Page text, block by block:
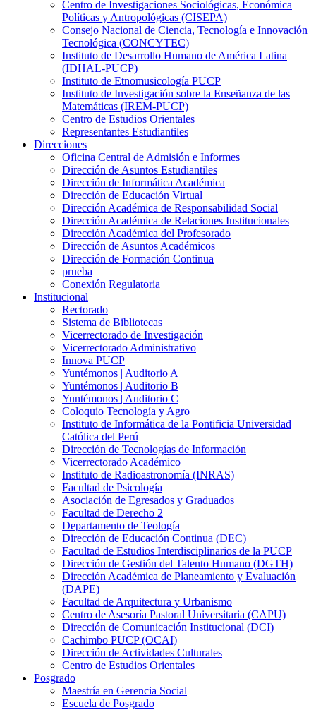
Centro de Investigaciones Sociológicas, Económica
Políticas y Antropológicas (CISEPA)
Consejo Nacional de Ciencia, Tecnología e Innovación
Tecnológica (CONCYTEC)
Instituto de Desarrollo Humano de América Latina
(IDHAL-PUCP)
Instituto de Etnomusicología PUCP
Instituto de Investigación sobre la Enseñanza de las
Matemáticas (IREM-PUCP)
Centro de Estudios Orientales
Representantes Estudiantiles
Direcciones
Oficina Central de Admisión e Informes
Dirección de Asuntos Estudiantiles
Dirección de Informática Académica
Dirección de Educación Virtual
Dirección Académica de Responsabilidad Social
Dirección Académica de Relaciones Institucionales
Dirección Académica del Profesorado
Dirección de Asuntos Académicos
Dirección de Formación Continua
prueba
Conexión Regulatoria
Institucional
Rectorado
Sistema de Bibliotecas
Vicerrectorado de Investigación
Vicerrectorado Administrativo
Innova PUCP
Yuntémonos | Auditorio A
Yuntémonos | Auditorio B
Yuntémonos | Auditorio C
Coloquio Tecnología y Agro
Instituto de Informática de la Pontificia Universidad
Católica del Perú
Dirección de Tecnologías de Información
Vicerrectorado Académico
Instituto de Radioastronomía (INRAS)
Facultad de Psicología
Asociación de Egresados y Graduados
Facultad de Derecho 2
Departamento de Teología
Dirección de Educación Continua (DEC)
Facultad de Estudios Interdisciplinarios de la PUCP
Dirección de Gestión del Talento Humano (DGTH)
Dirección Académica de Planeamiento y Evaluación
(DAPE)
Facultad de Arquitectura y Urbanismo
Centro de Asesoría Pastoral Universitaria (CAPU)
Dirección de Comunicación Institucional (DCI)
Cachimbo PUCP (OCAI)
Dirección de Actividades Culturales
Centro de Estudios Orientales
Posgrado
Maestría en Gerencia Social
Escuela de Posgrado